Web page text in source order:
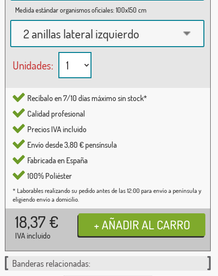
Medida estándar organismos oficiales: 100x150 cm
2 anillas lateral izquierdo
Unidades:
Recíbalo en 7/10 días máximo sin stock*
Calidad profesional
Precios IVA incluido
Envío desde 3,80 € pensínsula
Fabricada en España
100% Poliéster
* Laborables realizando su pedido antes de las 12:00 para envío a península y
eligiendo envío a domicilio.
18,37 €
IVA incluido
Banderas relacionadas: